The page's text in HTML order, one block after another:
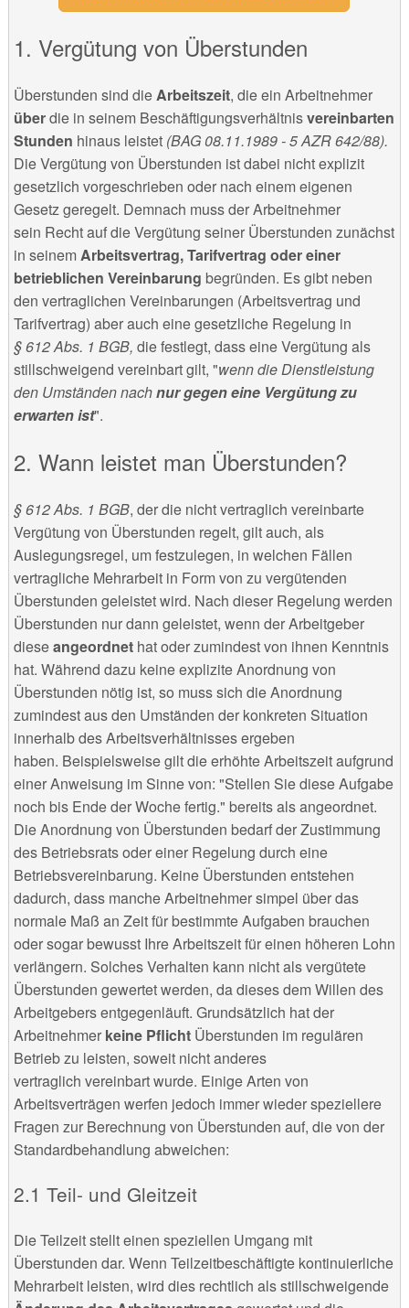
Vergütung von Überstunden
Überstunden sind dieArbeitszeit, die ein Arbeitnehmer
überdie in seinem Beschäftigungsverhältnisvereinbarten
Stunden hinaus leistet(BAG 08.11.1989 - 5 AZR 642/88).
Die Vergütung von Überstunden ist dabei nicht explizit
gesetzlich vorgeschrieben oder nach einem eigenen
Gesetz geregelt. Demnach muss der Arbeitnehmer
sein Recht auf die Vergütung seiner Überstunden zunächst
in seinemArbeitsvertrag, Tarifvertrag oder einer
betrieblichen Vereinbarung begründen. Es gibt neben
den vertraglichen Vereinbarungen (Arbeitsvertrag und
Tarifvertrag) aber auch eine gesetzliche Regelung in
§ 612 Abs. 1 BGB, die festlegt, dass eine Vergütung als
stillschweigend vereinbart gilt, "wenn die Dienstleistung
den Umständen nachnur gegen eine Vergütung zu
erwarten ist".
Wann leistet man Überstunden?
§ 612 Abs. 1 BGB, der die nicht vertraglich vereinbarte
Vergütung von Überstunden regelt, gilt auch, als
Auslegungsregel, um festzulegen, in welchen Fällen
vertragliche Mehrarbeit in Form von zu vergütenden
Überstunden geleistet wird. Nach dieser Regelung werden
Überstunden nur dann geleistet, wenn der Arbeitgeber
dieseangeordnet hat oder zumindest von ihnen Kenntnis
hat. Während dazu keine explizite Anordnung von
Überstunden nötig ist, so muss sich die Anordnung
zumindest aus den Umständen der konkreten Situation
innerhalb des Arbeitsverhältnisses ergeben
haben. Beispielsweise gilt die erhöhte Arbeitszeit aufgrund
einer Anweisung im Sinne von: "Stellen Sie diese Aufgabe
noch bis Ende der Woche fertig." bereits als angeordnet.
Die Anordnung von Überstunden bedarf der Zustimmung
des Betriebsrats oder einer Regelung durch eine
Betriebsvereinbarung. Keine Überstunden entstehen
dadurch, dass manche Arbeitnehmer simpel über das
normale Maß an Zeit für bestimmte Aufgaben brauchen
oder sogar bewusst Ihre Arbeitszeit für einen höheren Lohn
verlängern. Solches Verhalten kann nicht als vergütete
Überstunden gewertet werden, da dieses dem Willen des
Arbeitgebers entgegenläuft. Grundsätzlich hat der
Arbeitnehmer keine Pflicht Überstunden im regulären
Betrieb zu leisten, soweit nicht anderes
vertraglich vereinbart wurde. Einige Arten von
Arbeitsverträgen werfen jedoch immer wieder speziellere
Fragen zur Berechnung von Überstunden auf, die von der
Standardbehandlung abweichen:
Teil- und Gleitzeit
Die Teilzeit stellt einen speziellen Umgang mit
Überstunden dar. Wenn Teilzeitbeschäftigte kontinuierliche
Mehrarbeit leisten, wird dies rechtlich als stillschweigende